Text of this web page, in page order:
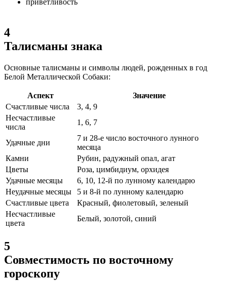
4
Талисманы знака
Основные талисманы и символы людей, рожденных в год
Белой Металлической Собаки:
Аспект
Значение
Счастливые числа
3, 4, 9
Несчастливые
числа
1, 6, 7
Удачные дни
7 и 28-е число восточного лунного
месяца
Камни
Рубин, радужный опал, агат
Цветы
Роза, цимбидиум, орхидея
Удачные месяцы
6, 10, 12-й по лунному календарю
Неудачные месяцы
5 и 8-й по лунному календарю
Счастливые цвета
Красный, фиолетовый, зеленый
Несчастливые
цвета
Белый, золотой, синий
5
Совместимость по восточному
гороскопу